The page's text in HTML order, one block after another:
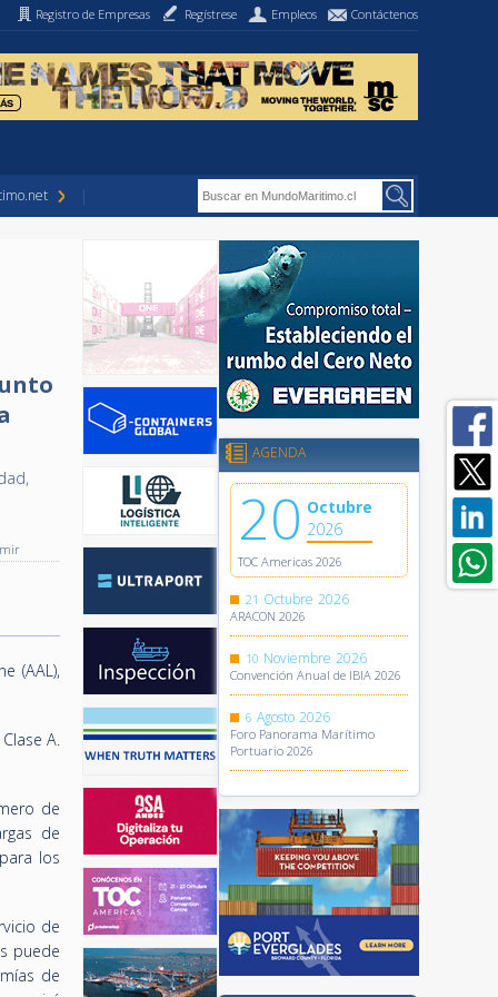
Registro de Empresas Regístrese Empleos Contáctenos
(AAL),
A.
de
de
los
de
puede
de
AGENDA
20 Octubre
2026
TOC Americas 2026
21 Octubre 2026
ARACON 2026
10 Noviembre 2026
Convención Anual de IBIA 2026
6 Agosto 2026
Foro Panorama Marítimo
Portuario 2026